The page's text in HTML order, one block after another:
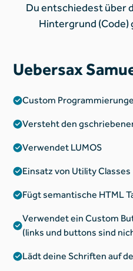
Du entschiedest über
Hintergrund
Uebersax
Custom
Versteht den
Verwendet LUMOS
Einsatz von Utility Classes
Fügt semantische HTML
Verwendet ein Custom
(links und buttons sind
Lädt deine Schriften auf